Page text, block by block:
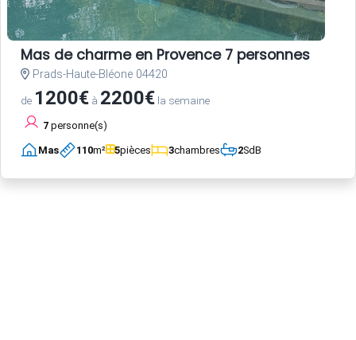
Mas de charme en Provence 7 personnes
Prads-Haute-Bléone 04420
de 1200€ à 2200€ la semaine
7 personne(s)
Mas 110m² 5pièces 3chambres 2SdB